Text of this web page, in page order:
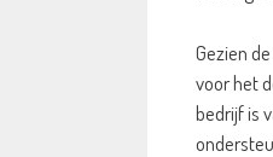
Gezien
voor het
bedrijf is